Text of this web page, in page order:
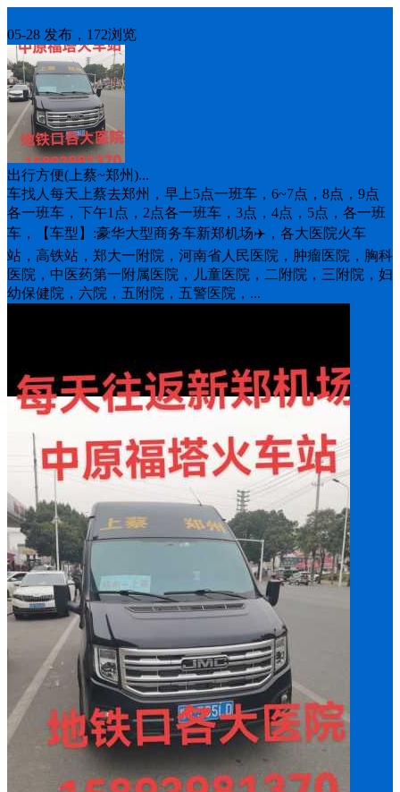
05-28 发布，172浏览
出行方便(上蔡~郑州)...
车找人每天上蔡去郑州，早上5点一班车，6~7点，8点，9点
各一班车，下午1点，2点各一班车，3点，4点，5点，各一班
车，【车型】:豪华大型商务车新郑机场✈️，各大医院火车
站，高铁站，郑大一附院，河南省人民医院，肿瘤医院，胸科
医院，中医药第一附属医院，儿童医院，二附院，三附院，妇
幼保健院，六院，五附院，五警医院，...